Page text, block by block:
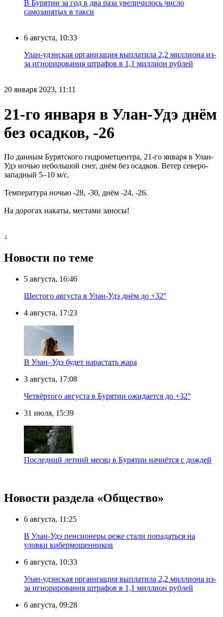
В Бурятии за год в два раза увеличилось число
самозанятых в такси
6 августа, 10:33
Улан-удэнская организация выплатила 2,2 миллиона из-
за игнорирования штрафов в 1,1 миллион рублей
20 января 2023, 11:11
21-го января в Улан-Удэ днём
без осадков, -26
По данным Бурятского гидрометцентра, 21-го января в Улан-
Удэ ночью небольшой снег, днём без осадков. Ветер северо-
западный 5–10 м/с.
Температура ночью -28, -30, днём -24, -26.
На дорогах накаты, местами заносы!
↓
Новости по теме
5 августа, 16:46
Шестого августа в Улан-Удэ днём до +32°
4 августа, 17:23
В Улан–Удэ будет нарастать жара
3 августа, 17:08
Четвёртого августа в Бурятии ожидается до +32°
31 июля, 15:39
Последний летний месяц в Бурятии начнётся с дождей
Новости раздела «Общество»
6 августа, 11:25
В Улан-Удэ пенсионеры реже стали попадаться на
уловки кибермошенников
6 августа, 10:33
Улан-удэнская организация выплатила 2,2 миллиона из-
за игнорирования штрафов в 1,1 миллион рублей
6 августа, 09:28